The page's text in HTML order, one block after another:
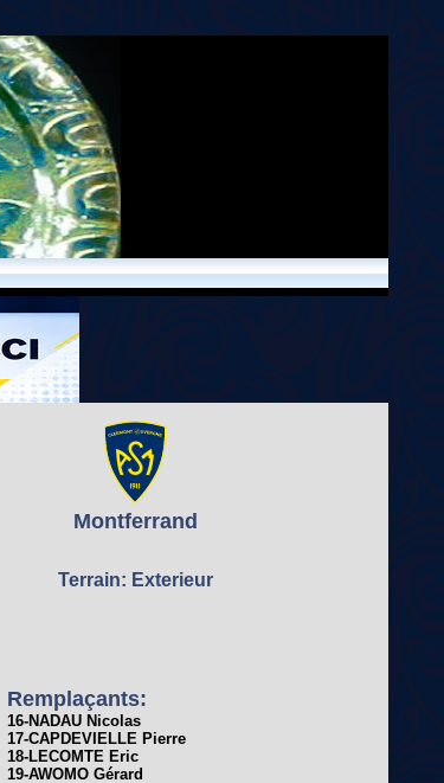
Montferrand
Terrain: Exterieur
Remplaçants:
16-NADAU Nicolas
17-CAPDEVIELLE Pierre
18-LECOMTE Eric
19-AWOMO Gérard